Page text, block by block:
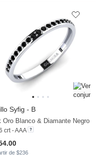
Syfig - B
Oro Blanco & Diamante Negro
crt - AAA
de $236